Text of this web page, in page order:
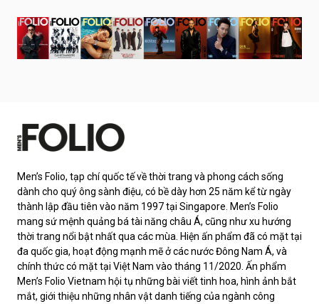
Men’s Folio, tạp chí quốc tế về thời trang và phong cách sống
dành cho quý ông sành điệu, có bề dày hơn 25 năm kể từ ngày
thành lập đầu tiên vào năm 1997 tại Singapore. Men’s Folio
mang sứ mệnh quảng bá tài năng châu Á, cũng như xu hướng
thời trang nổi bật nhất qua các mùa. Hiện ấn phẩm đã có mặt tại
đa quốc gia, hoạt động mạnh mẽ ở các nước Đông Nam Á, và
chính thức có mặt tại Việt Nam vào tháng 11/2020. Ấn phẩm
Men’s Folio Vietnam hội tụ những bài viết tinh hoa, hình ảnh bắt
mắt, giới thiệu những nhân vật danh tiếng của ngành công